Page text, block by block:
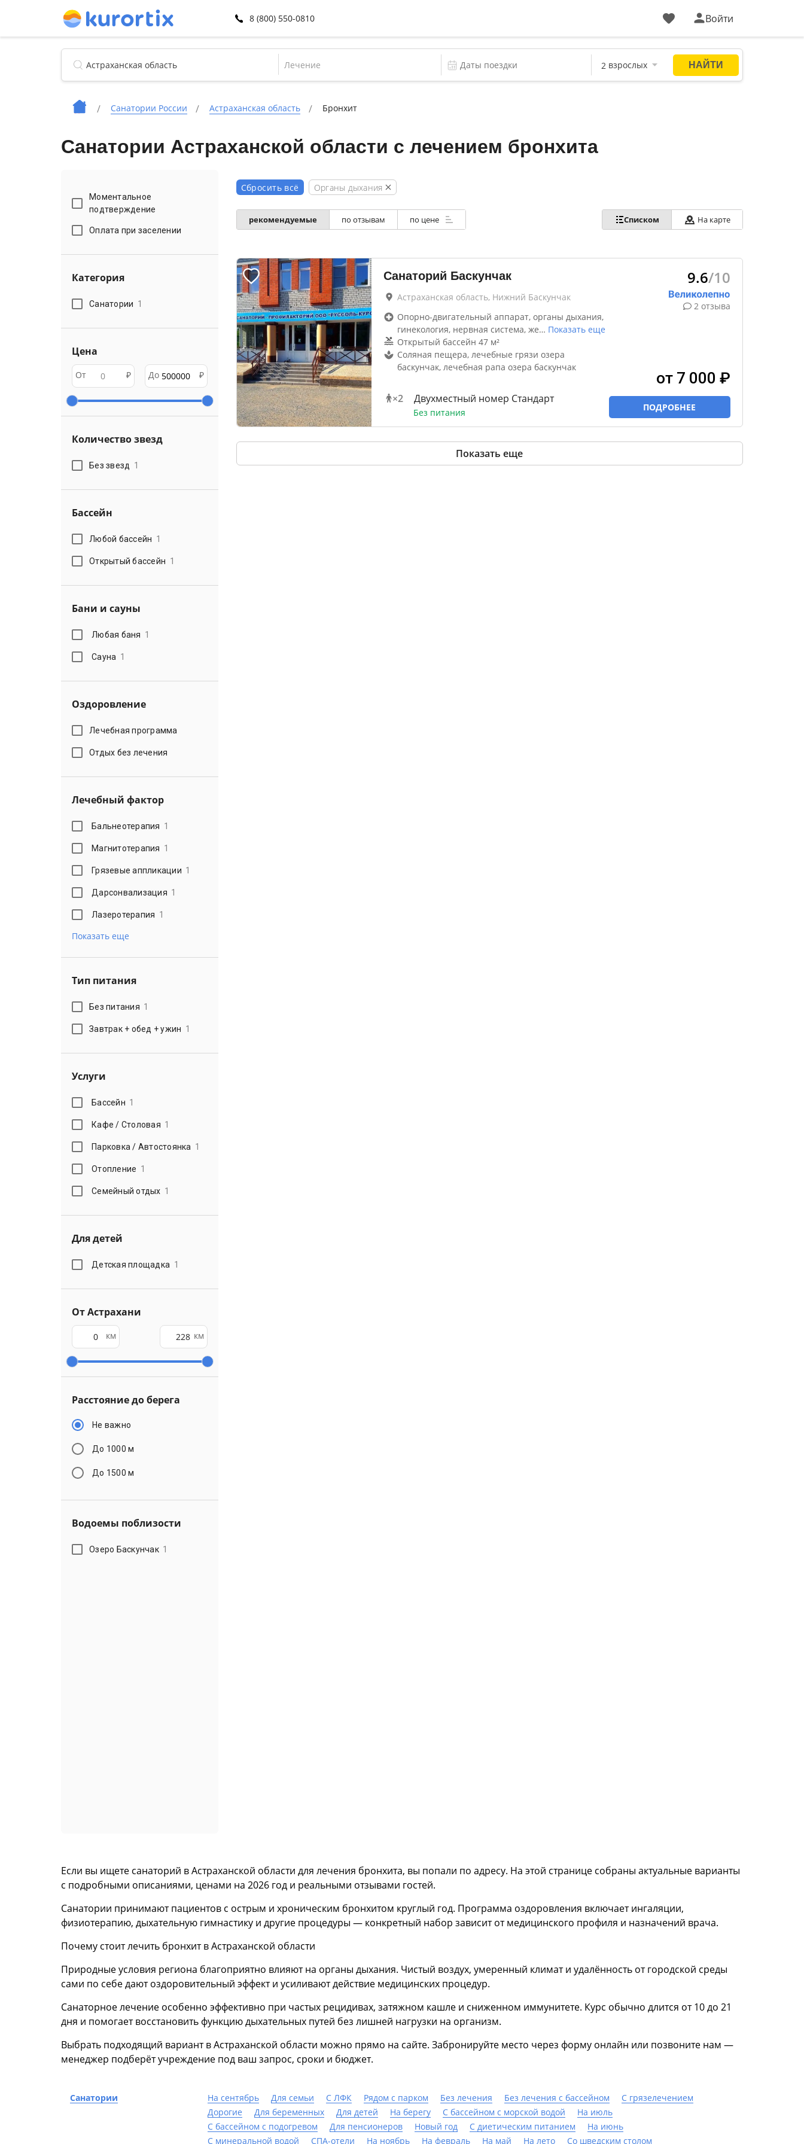
8 (800) 550-0810 Войти
Лечение
Санатории России Астраханская область Бронхит
Санатории Астраханской области с лечением бронхита
Моментальное
подтверждение
Оплата при заселении
Категория
Санатории 1
Цена
От ₽ До ₽
Количество звезд
Без звезд 1
Бассейн
Любой бассейн 1
Открытый бассейн 1
Бани и сауны
Любая баня 1
Сауна 1
Оздоровление
Лечебная программа
Отдых без лечения
Лечебный фактор
Бальнеотерапия 1
Магнитотерапия 1
Грязевые аппликации 1
Дарсонвализация 1
Лазеротерапия 1
Показать еще
Тип питания
Без питания 1
Завтрак + обед + ужин 1
Услуги
Бассейн 1
Кафе / Столовая 1
Парковка / Автостоянка 1
Отопление 1
Семейный отдых 1
Для детей
Детская площадка 1
От Астрахани
км км
Расстояние до берега
Не важно
До 1000 м
До 1500 м
Водоемы поблизости
Озеро Баскунчак 1
Сбросить всё Органы дыхания
рекомендуемые по отзывам по цене Списком На карте
Санаторий Баскунчак
Астраханская область, Нижний Баскунчак
Опорно-двигательный аппарат, органы дыхания,
гинекология, нервная система, же… Показать еще
Открытый бассейн 47 м²
Соляная пещера, лечебные грязи озера
баскунчак, лечебная рапа озера баскунчак
×2 Двухместный номер Стандарт
Без питания
9.6/10
2 отзыва
от 7 000 ₽
ПОДРОБНЕЕ
Показать еще
Если вы ищете санаторий в Астраханской области для лечения бронхита, вы попали по адресу. На этой странице собраны актуальные варианты
с подробными описаниями, ценами на 2026 год и реальными отзывами гостей.
Санатории принимают пациентов с острым и хроническим бронхитом круглый год. Программа оздоровления включает ингаляции,
физиотерапию, дыхательную гимнастику и другие процедуры — конкретный набор зависит от медицинского профиля и назначений врача.
Почему стоит лечить бронхит в Астраханской области
Природные условия региона благоприятно влияют на органы дыхания. Чистый воздух, умеренный климат и удалённость от городской среды
сами по себе дают оздоровительный эффект и усиливают действие медицинских процедур.
Санаторное лечение особенно эффективно при частых рецидивах, затяжном кашле и сниженном иммунитете. Курс обычно длится от 10 до 21
дня и помогает восстановить функцию дыхательных путей без лишней нагрузки на организм.
Выбрать подходящий вариант в Астраханской области можно прямо на сайте. Забронируйте место через форму онлайн или позвоните нам —
менеджер подберёт учреждение под ваш запрос, сроки и бюджет.
Санатории На сентябрь Для семьи С ЛФК Рядом с парком Без лечения Без лечения с бассейном
С грязелечением
Дорогие
Для беременных Для детей На берегу С бассейном с морской водой
На июль
С бассейном с подогревом
Для пенсионеров Новый год С диетическим питанием
На июнь
С минеральной водой
СПА-отели На ноябрь На февраль На май На лето Со шведским столом